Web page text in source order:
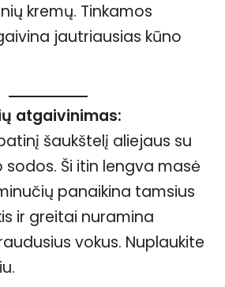
kremų. Tinkamos
jautriausias kūno
atgaivinimas:
šaukštelį aliejaus su
sodos. Ši itin lengva masė
panaikina tamsius
ir greitai nuramina
vokus. Nuplaukite